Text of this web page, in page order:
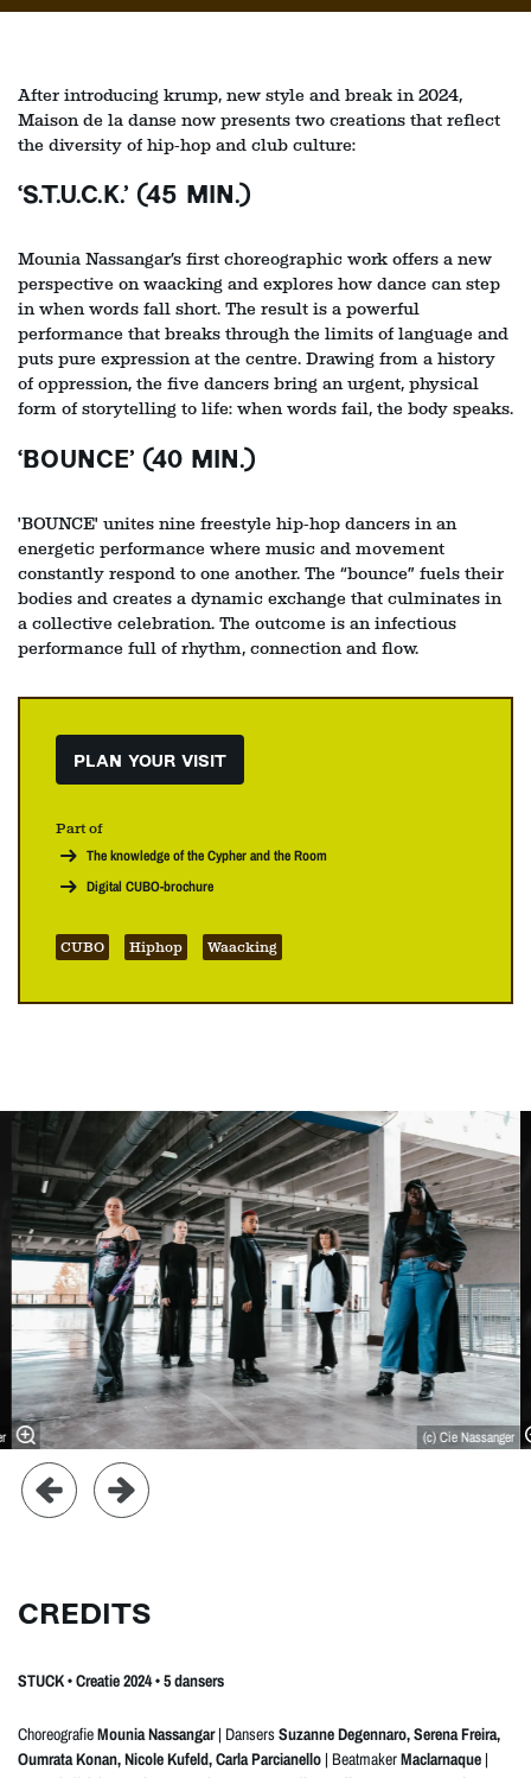
After introducing krump, new style and break in 2024,
Maison de la danse now presents two creations that reflect
the diversity of hip-hop and club culture:
‘S.T.U.C.K.’ (45 MIN.)
Mounia Nassangar’s first choreographic work offers a new
perspective on waacking and explores how dance can step
in when words fall short. The result is a powerful
performance that breaks through the limits of language and
puts pure expression at the centre. Drawing from a history
of oppression, the five dancers bring an urgent, physical
form of storytelling to life: when words fail, the body speaks.
‘BOUNCE’ (40 MIN.)
'BOUNCE' unites nine freestyle hip-hop dancers in an
energetic performance where music and movement
constantly respond to one another. The “bounce” fuels their
bodies and creates a dynamic exchange that culminates in
a collective celebration. The outcome is an infectious
performance full of rhythm, connection and flow.
PLAN YOUR VISIT
Part of
The knowledge of the Cypher and the Room
Digital CUBO-brochure
CUBO Hiphop Waacking
Skip
(c) Cie Nassanger
in
CREDITS
STUCK • Creatie 2024 • 5 dansers
ChoreografieMounia Nassangar| DansersSuzanne Degennaro, Serena Freira,
Oumrata Konan, Nicole Kufeld, Carla Parcianello | BeatmakerMaclarnaque |